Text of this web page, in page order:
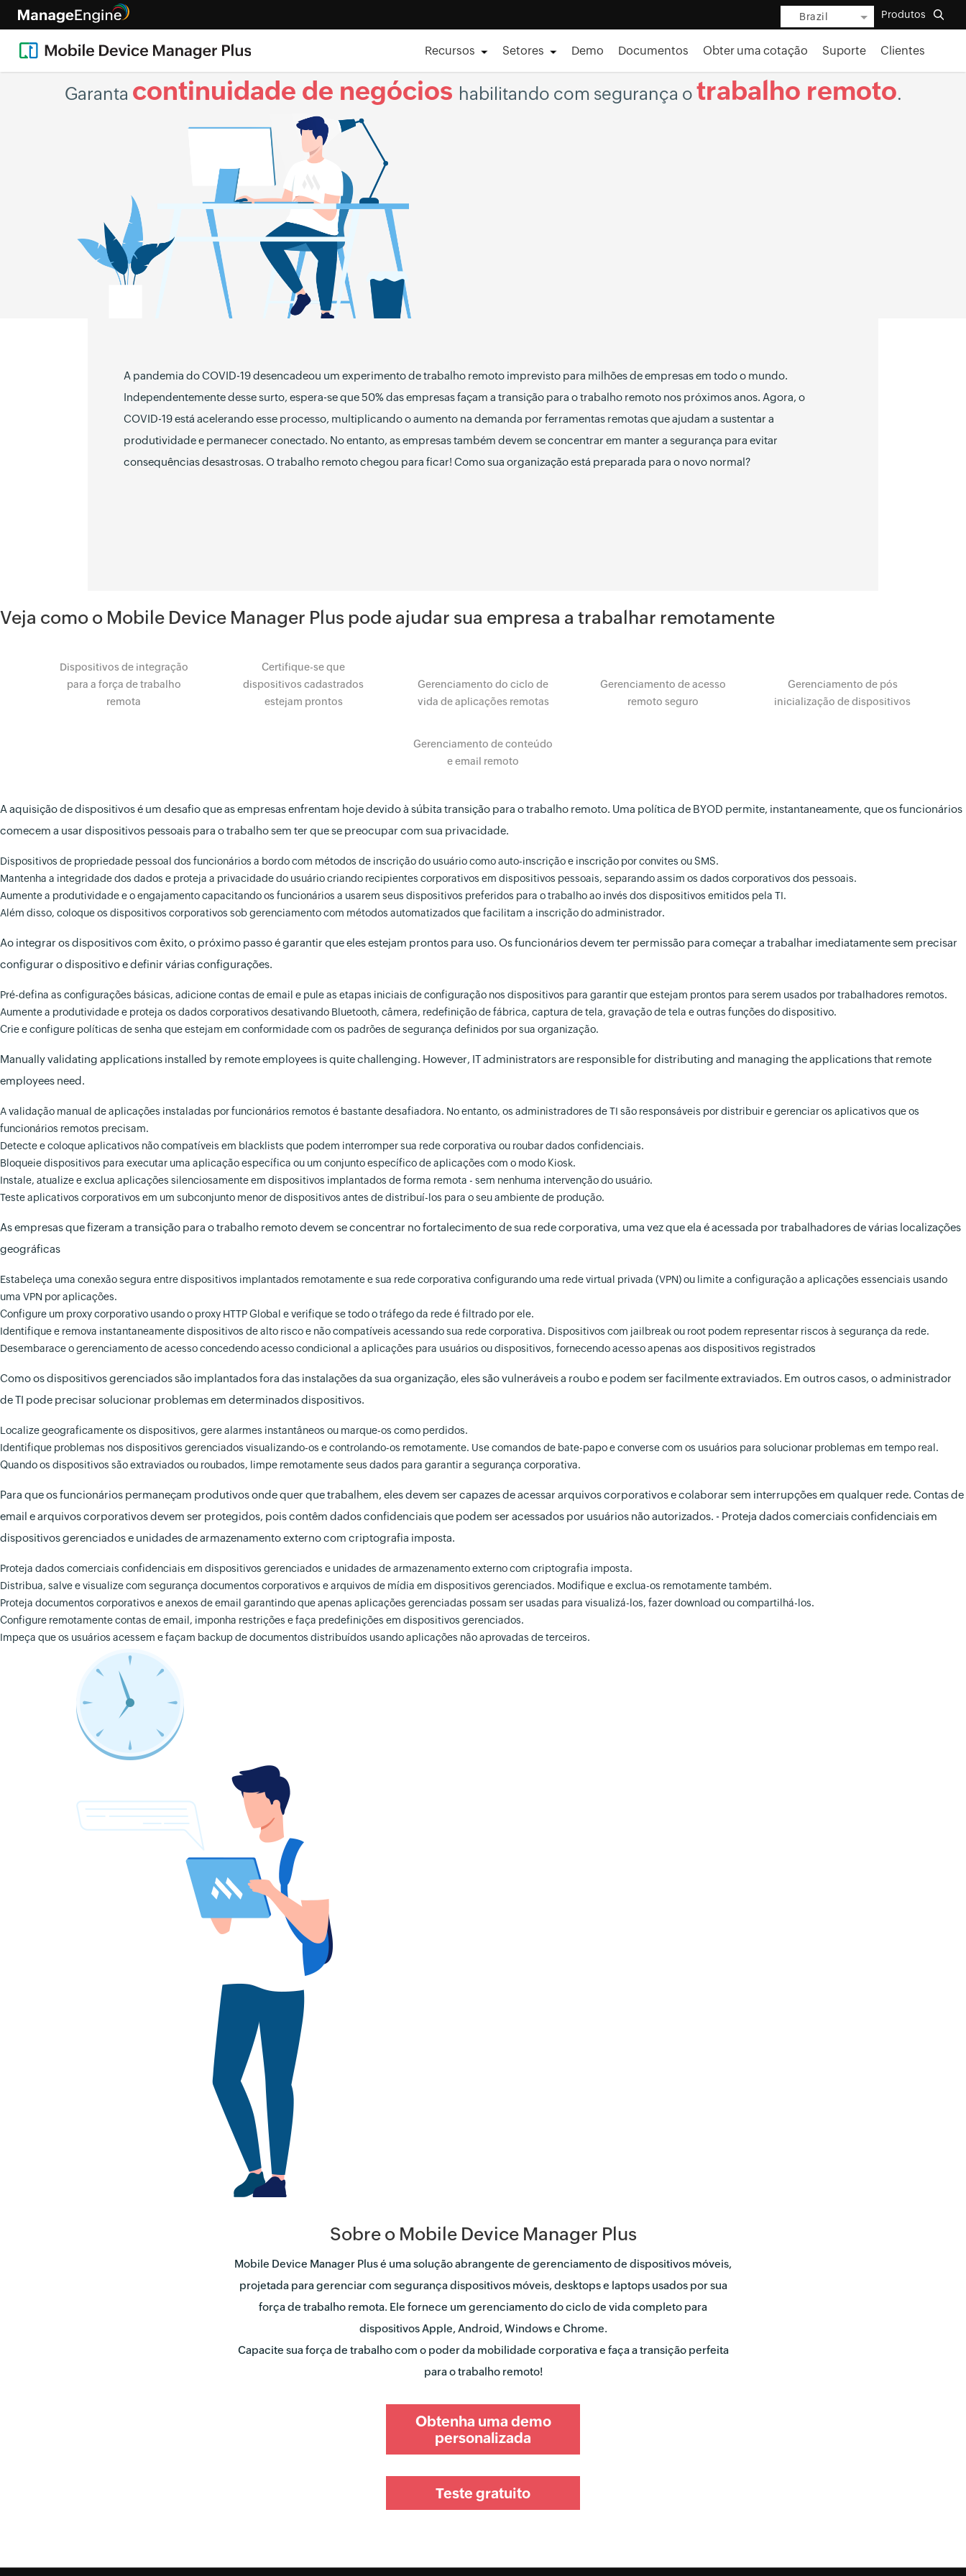
Brazil Produtos
Recursos Setores Demo Documentos Obter uma cotação Suporte Clientes
Garanta continuidade de negócios habilitando com segurança o trabalho remoto.
A pandemia do COVID-19 desencadeou um experimento de trabalho remoto imprevisto para milhões de empresas em todo o mundo.
Independentemente desse surto, espera-se que 50% das empresas façam a transição para o trabalho remoto nos próximos anos. Agora, o
COVID-19 está acelerando esse processo, multiplicando o aumento na demanda por ferramentas remotas que ajudam a sustentar a
produtividade e permanecer conectado. No entanto, as empresas também devem se concentrar em manter a segurança para evitar
consequências desastrosas. O trabalho remoto chegou para ficar! Como sua organização está preparada para o novo normal?
Veja como o Mobile Device Manager Plus pode ajudar sua empresa a trabalhar remotamente
Dispositivos de integração
para a força de trabalho
remota
Certifique-se que
dispositivos cadastrados
estejam prontos
Gerenciamento do ciclo de
vida de aplicações remotas
Gerenciamento de acesso
remoto seguro
Gerenciamento de pós
inicialização de dispositivos
Gerenciamento de conteúdo
e email remoto
A aquisição de dispositivos é um desafio que as empresas enfrentam hoje devido à súbita transição para o trabalho remoto. Uma política de BYOD permite, instantaneamente, que os funcionários
comecem a usar dispositivos pessoais para o trabalho sem ter que se preocupar com sua privacidade.
Dispositivos de propriedade pessoal dos funcionários a bordo com métodos de inscrição do usuário como auto-inscrição e inscrição por convites ou SMS.
Mantenha a integridade dos dados e proteja a privacidade do usuário criando recipientes corporativos em dispositivos pessoais, separando assim os dados corporativos dos pessoais.
Aumente a produtividade e o engajamento capacitando os funcionários a usarem seus dispositivos preferidos para o trabalho ao invés dos dispositivos emitidos pela TI.
Além disso, coloque os dispositivos corporativos sob gerenciamento com métodos automatizados que facilitam a inscrição do administrador.
Ao integrar os dispositivos com êxito, o próximo passo é garantir que eles estejam prontos para uso. Os funcionários devem ter permissão para começar a trabalhar imediatamente sem precisar
configurar o dispositivo e definir várias configurações.
Pré-defina as configurações básicas, adicione contas de email e pule as etapas iniciais de configuração nos dispositivos para garantir que estejam prontos para serem usados por trabalhadores remotos.
Aumente a produtividade e proteja os dados corporativos desativando Bluetooth, câmera, redefinição de fábrica, captura de tela, gravação de tela e outras funções do dispositivo.
Crie e configure políticas de senha que estejam em conformidade com os padrões de segurança definidos por sua organização.
Manually validating applications installed by remote employees is quite challenging. However, IT administrators are responsible for distributing and managing the applications that remote
employees need.
A validação manual de aplicações instaladas por funcionários remotos é bastante desafiadora. No entanto, os administradores de TI são responsáveis por distribuir e gerenciar os aplicativos que os
funcionários remotos precisam.
Detecte e coloque aplicativos não compatíveis em blacklists que podem interromper sua rede corporativa ou roubar dados confidenciais.
Bloqueie dispositivos para executar uma aplicação específica ou um conjunto específico de aplicações com o modo Kiosk.
Instale, atualize e exclua aplicações silenciosamente em dispositivos implantados de forma remota - sem nenhuma intervenção do usuário.
Teste aplicativos corporativos em um subconjunto menor de dispositivos antes de distribuí-los para o seu ambiente de produção.
As empresas que fizeram a transição para o trabalho remoto devem se concentrar no fortalecimento de sua rede corporativa, uma vez que ela é acessada por trabalhadores de várias localizações
geográficas
Estabeleça uma conexão segura entre dispositivos implantados remotamente e sua rede corporativa configurando uma rede virtual privada (VPN) ou limite a configuração a aplicações essenciais usando
uma VPN por aplicações.
Configure um proxy corporativo usando o proxy HTTP Global e verifique se todo o tráfego da rede é filtrado por ele.
Identifique e remova instantaneamente dispositivos de alto risco e não compatíveis acessando sua rede corporativa. Dispositivos com jailbreak ou root podem representar riscos à segurança da rede.
Desembarace o gerenciamento de acesso concedendo acesso condicional a aplicações para usuários ou dispositivos, fornecendo acesso apenas aos dispositivos registrados
Como os dispositivos gerenciados são implantados fora das instalações da sua organização, eles são vulneráveis a roubo e podem ser facilmente extraviados. Em outros casos, o administrador
de TI pode precisar solucionar problemas em determinados dispositivos.
Localize geograficamente os dispositivos, gere alarmes instantâneos ou marque-os como perdidos.
Identifique problemas nos dispositivos gerenciados visualizando-os e controlando-os remotamente. Use comandos de bate-papo e converse com os usuários para solucionar problemas em tempo real.
Quando os dispositivos são extraviados ou roubados, limpe remotamente seus dados para garantir a segurança corporativa.
Para que os funcionários permaneçam produtivos onde quer que trabalhem, eles devem ser capazes de acessar arquivos corporativos e colaborar sem interrupções em qualquer rede. Contas de
email e arquivos corporativos devem ser protegidos, pois contêm dados confidenciais que podem ser acessados por usuários não autorizados. - Proteja dados comerciais confidenciais em
dispositivos gerenciados e unidades de armazenamento externo com criptografia imposta.
Proteja dados comerciais confidenciais em dispositivos gerenciados e unidades de armazenamento externo com criptografia imposta.
Distribua, salve e visualize com segurança documentos corporativos e arquivos de mídia em dispositivos gerenciados. Modifique e exclua-os remotamente também.
Proteja documentos corporativos e anexos de email garantindo que apenas aplicações gerenciadas possam ser usadas para visualizá-los, fazer download ou compartilhá-los.
Configure remotamente contas de email, imponha restrições e faça predefinições em dispositivos gerenciados.
Impeça que os usuários acessem e façam backup de documentos distribuídos usando aplicações não aprovadas de terceiros.
Sobre o Mobile Device Manager Plus
Mobile Device Manager Plus é uma solução abrangente de gerenciamento de dispositivos móveis,
projetada para gerenciar com segurança dispositivos móveis, desktops e laptops usados por sua
força de trabalho remota. Ele fornece um gerenciamento do ciclo de vida completo para
dispositivos Apple, Android, Windows e Chrome.
Capacite sua força de trabalho com o poder da mobilidade corporativa e faça a transição perfeita
para o trabalho remoto!
Obtenha uma demo
personalizada
Teste gratuito